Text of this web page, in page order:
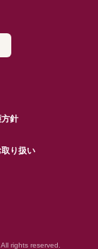
針
り扱い
rights reserved.